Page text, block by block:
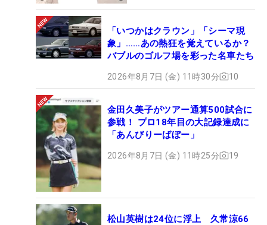
「いつかはクラウン」「シーマ現
象」……あの熱狂を覚えているか？
バブルのゴルフ場を彩った名車たち
2026年8月7日 (金) 11時30分 10
金田久美子がツアー通算500試合に
参戦！ プロ18年目の大記録達成に
「あんびりーばぼー」
2026年8月7日 (金) 11時25分 19
松山英樹は24位に浮上 久常涼66